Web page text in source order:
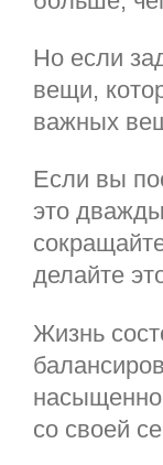
Но если
вещи,
важных
Если вы
это
делайте
Жизнь
со своей